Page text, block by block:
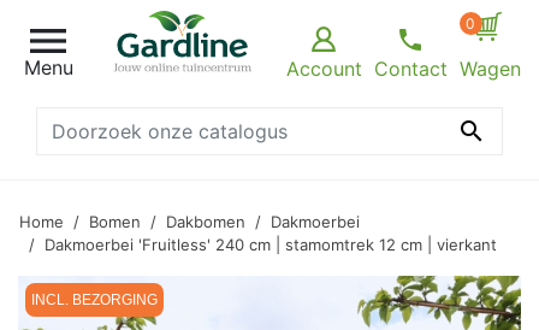

Menu Account Contact
0
Wagen

Home Bomen Dakbomen
Dakmoerbei
Dakmoerbei 'Fruitless' 240 cm | stamomtrek 12 cm | vierkant
INCL. BEZORGING